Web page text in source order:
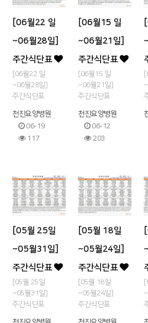
[06월22 일
~06월28일]
주간식단표
[06월22 일
~06월28일]
주간식단표
천진요양병원
06-19
117
[06월15 일
~06월21일]
주간식단표
[06월15 일
~06월21일]
주간식단표
천진요양병원
06-12
203
[05월 25일
~05월31일]
주간식단표
[05월 25일
~05월31일]
주간식단표
[05월 18일
~05월24일]
주간식단표
[05월 18일
~05월24일]
주간식단표